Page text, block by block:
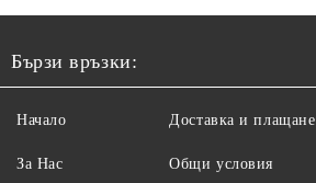
Бързи връзки:
Начало
За Нас
Доставка и плащане
Общи условия